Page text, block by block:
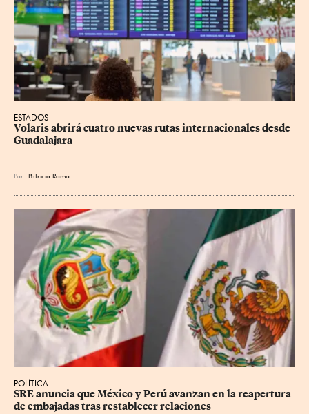
ESTADOS
Volaris abrirá cuatro nuevas rutas internacionales desde
Guadalajara
Por Patricia Romo
POLÍTICA
SRE anuncia que México y Perú avanzan en la reapertura
de embajadas tras restablecer relaciones